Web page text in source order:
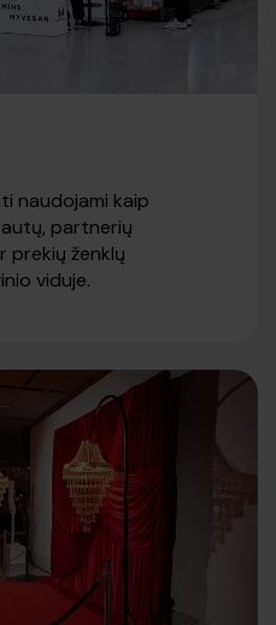
naudojami kaip
partnerių
prekių ženklų
viduje.